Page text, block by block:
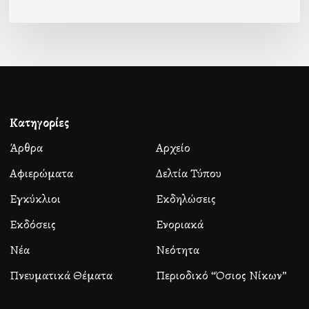
Κατηγορίες
Άρθρα
Αρχείο
Αφιερώματα
Δελτία Τύπου
Εγκύκλιοι
Εκδηλώσεις
Εκδόσεις
Ενοριακά
Νέα
Νεότητα
Πνευματικά Θέματα
Περιοδικό “Όσιος Νίκων”